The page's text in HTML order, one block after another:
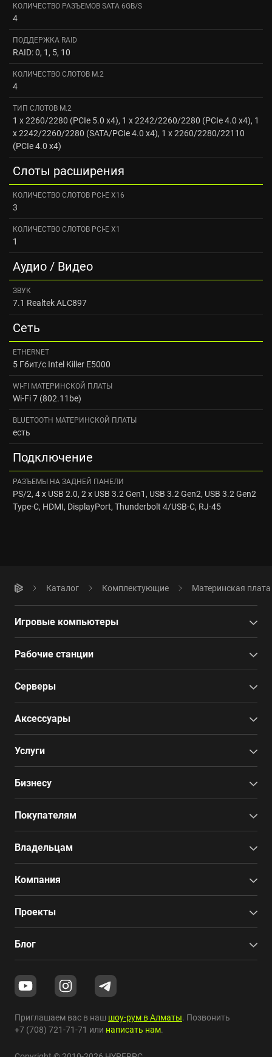
КОЛИЧЕСТВО РАЗЪЕМОВ SATA 6GB/S
4
ПОДДЕРЖКА RAID
RAID: 0, 1, 5, 10
КОЛИЧЕСТВО СЛОТОВ M.2
4
ТИП СЛОТОВ M.2
1 x 2260/2280 (PCIe 5.0 x4), 1 x 2242/2260/2280 (PCIe 4.0 x4), 1
x 2242/2260/2280 (SATA/PCIe 4.0 x4), 1 x 2260/2280/22110
(PCIe 4.0 x4)
Слоты расширения
КОЛИЧЕСТВО СЛОТОВ PCI-E X16
3
КОЛИЧЕСТВО СЛОТОВ PCI-E X1
1
Аудио / Видео
ЗВУК
7.1 Realtek ALC897
Сеть
ETHERNET
5 Гбит/с Intel Killer E5000
WI-FI МАТЕРИНСКОЙ ПЛАТЫ
Wi-Fi 7 (802.11be)
BLUETOOTH МАТЕРИНСКОЙ ПЛАТЫ
есть
Подключение
РАЗЪЕМЫ НА ЗАДНЕЙ ПАНЕЛИ
PS/2, 4 x USB 2.0, 2 x USB 3.2 Gen1, USB 3.2 Gen2, USB 3.2 Gen2
Type-C, HDMI, DisplayPort, Thunderbolt 4/USB-C, RJ-45
Каталог Комплектующие Материнская плата
Игровые компьютеры
Рабочие станции
Серверы
Аксессуары
Услуги
Бизнесу
Покупателям
Владельцам
Компания
Проекты
Блог
Приглашаем вас в наш шоу-рум в Алматы. Позвонить
+7 (708) 721-71-71 или написать нам.